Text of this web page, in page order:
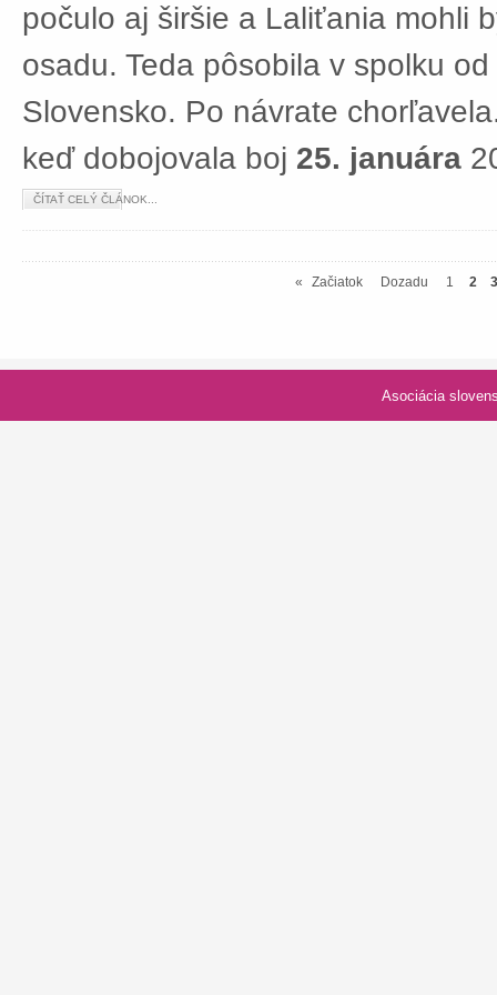
počulo aj širšie a Laliťania mohli
osadu. Teda pôsobila v spolku
Slovensko. Po návrate
keď dobojovala boj 25. januára
ČÍTAŤ CELÝ ČLÁNOK...
« Začiatok Dozadu 1 2 3
Asociácia slovenských